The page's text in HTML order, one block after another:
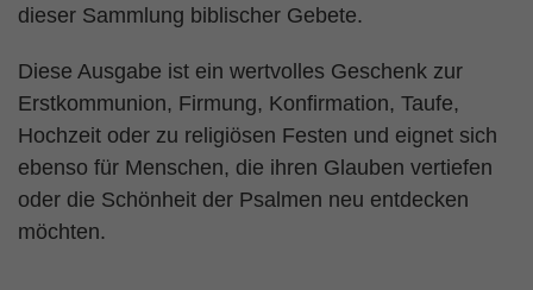
dieser Sammlung biblischer Gebete.
Diese Ausgabe ist ein wertvolles Geschenk zur
Erstkommunion, Firmung, Konfirmation, Taufe,
Hochzeit oder zu religiösen Festen und eignet sich
ebenso für Menschen, die ihren Glauben vertiefen
oder die Schönheit der Psalmen neu entdecken
möchten.